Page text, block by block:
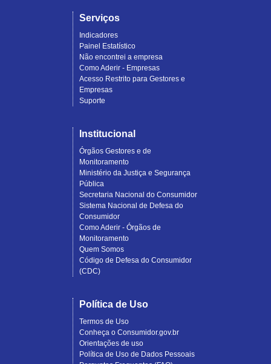
Serviços
Indicadores
Painel Estatístico
Não encontrei a empresa
Como Aderir - Empresas
Acesso Restrito para Gestores e
Empresas
Suporte
Institucional
Órgãos Gestores e de
Monitoramento
Ministério da Justiça e Segurança
Pública
Secretaria Nacional do Consumidor
Sistema Nacional de Defesa do
Consumidor
Como Aderir - Órgãos de
Monitoramento
Quem Somos
Código de Defesa do Consumidor
(CDC)
Política de Uso
Termos de Uso
Conheça o Consumidor.gov.br
Orientações de uso
Política de Uso de Dados Pessoais